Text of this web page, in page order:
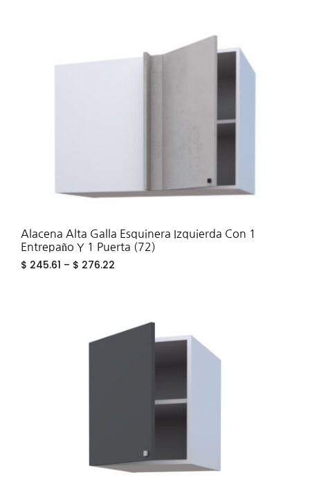
Alacena Alta Galla Esquinera Izquierda Con 1
Entrepaño Y 1 Puerta (72)
$ 245.61 – $ 276.22